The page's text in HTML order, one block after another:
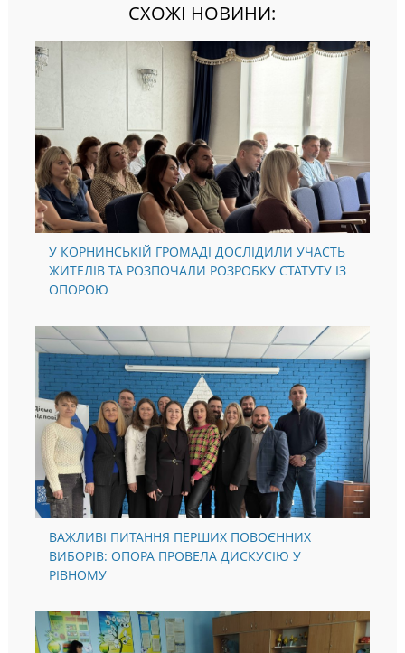
СХОЖІ НОВИНИ:
У КОРНИНСЬКІЙ ГРОМАДІ ДОСЛІДИЛИ УЧАСТЬ
ЖИТЕЛІВ ТА РОЗПОЧАЛИ РОЗРОБКУ СТАТУТУ ІЗ
ОПОРОЮ
ВАЖЛИВІ ПИТАННЯ ПЕРШИХ ПОВОЄННИХ
ВИБОРІВ: ОПОРА ПРОВЕЛА ДИСКУСІЮ У
РІВНОМУ